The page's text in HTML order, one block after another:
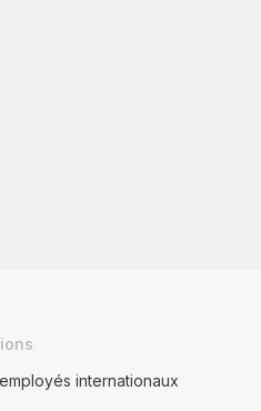
internationaux